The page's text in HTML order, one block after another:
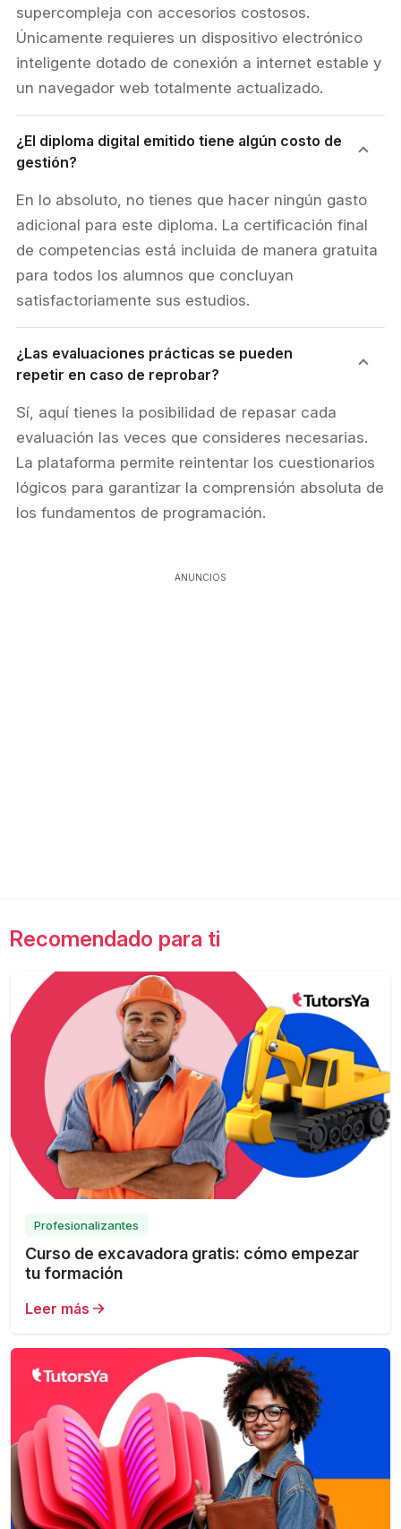
supercompleja con accesorios costosos.
Únicamente requieres un dispositivo electrónico
inteligente dotado de conexión a internet estable y
un navegador web totalmente actualizado.
¿El diploma digital emitido tiene algún costo de
gestión?
En lo absoluto, no tienes que hacer ningún gasto
adicional para este diploma. La certificación final
de competencias está incluida de manera gratuita
para todos los alumnos que concluyan
satisfactoriamente sus estudios.
¿Las evaluaciones prácticas se pueden
repetir en caso de reprobar?
Sí, aquí tienes la posibilidad de repasar cada
evaluación las veces que consideres necesarias.
La plataforma permite reintentar los cuestionarios
lógicos para garantizar la comprensión absoluta de
los fundamentos de programación.
ANUNCIOS
Recomendado para ti
Profesionalizantes
Curso de excavadora gratis: cómo empezar
tu formación
Leer más